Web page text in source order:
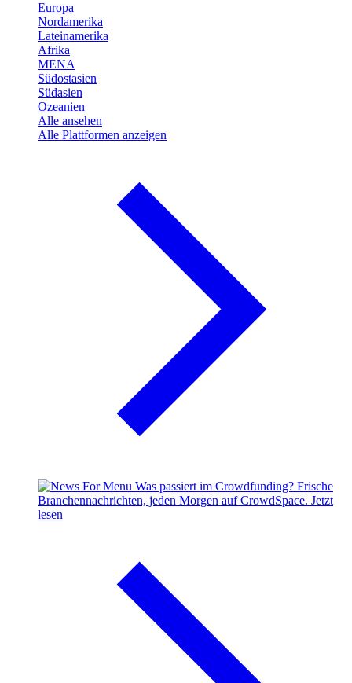
Europa
Nordamerika
Lateinamerika
Afrika
MENA
Südostasien
Südasien
Ozeanien
Alle ansehen
Alle Plattformen anzeigen
Was passiert im Crowdfunding? Frische
Branchennachrichten, jeden Morgen auf CrowdSpace. Jetzt
lesen